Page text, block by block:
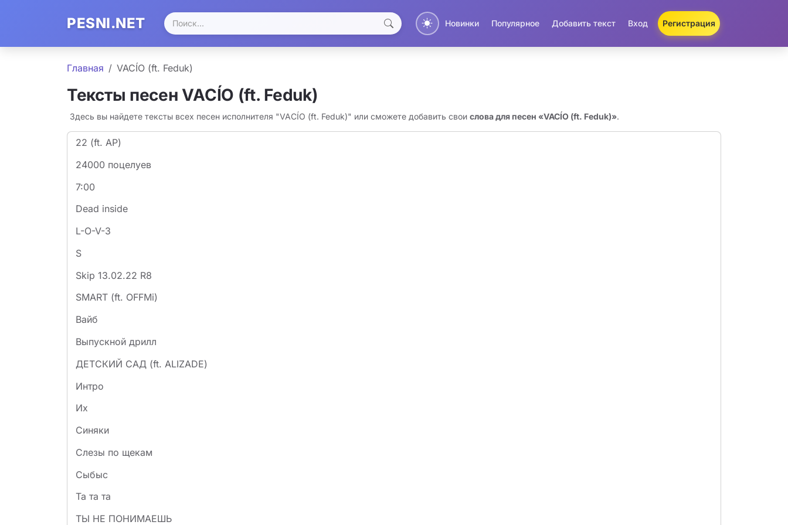
PESNI.NET Новинки Популярное Добавить текст Вход Регистрация
Главная VACÍO (ft. Feduk)
Тексты песен VACÍO (ft. Feduk)
Здесь вы найдете тексты всех песен исполнителя "VACÍO (ft. Feduk)" или сможете добавить свои слова для песен «VACÍO (ft. Feduk)».
22 (ft. AP)
24000 поцелуев
7:00
Dead inside
L-O-V-3
S
Skip 13.02.22 R8
SMART (ft. OFFMi)
Вайб
Выпускной дрилл
ДЕТСКИЙ САД (ft. ALIZADE)
Интро
Их
Синяки
Слезы по щекам
Сыбыс
Та та та
ТЫ НЕ ПОНИМАЕШЬ